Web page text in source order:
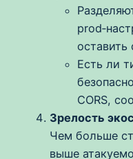
оставить
Есть ли
CORS,
Зрелость
Чем больше
выше